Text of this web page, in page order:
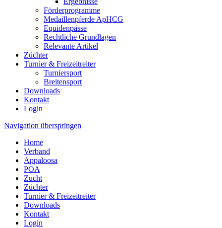
Förderprogramme
Medaillenpferde ApHCG
Equidenpässe
Rechtliche Grundlagen
Relevante Artikel
Züchter
Turnier & Freizeitreiter
Turniersport
Breitensport
Downloads
Kontakt
Login
Navigation überspringen
Home
Verband
Appaloosa
POA
Zucht
Züchter
Turnier & Freizeitreiter
Downloads
Kontakt
Login